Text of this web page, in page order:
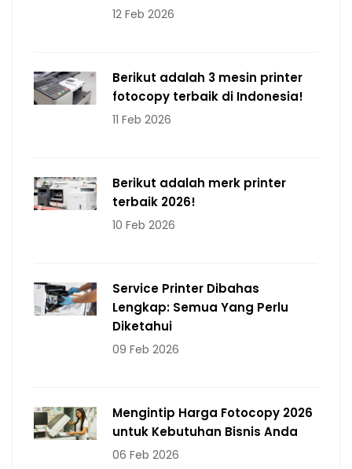
12 Feb 2026
Berikut adalah 3 mesin printer
fotocopy terbaik di Indonesia!
11 Feb 2026
Berikut adalah merk printer
terbaik 2026!
10 Feb 2026
Service Printer Dibahas
Lengkap: Semua Yang Perlu
Diketahui
09 Feb 2026
Mengintip Harga Fotocopy 2026
untuk Kebutuhan Bisnis Anda
06 Feb 2026